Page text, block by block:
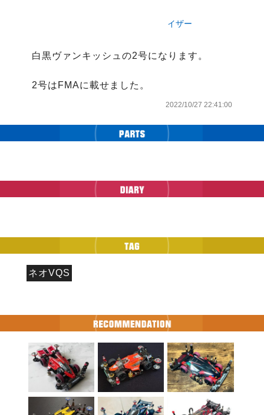
イザー
白黒ヴァンキッシュの2号になります。
2号はFMAに載せました。
2022/10/27 22:41:00
ネオVQS